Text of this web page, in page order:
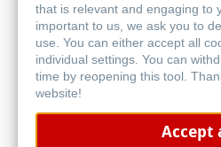
that is relevant and engaging to
important to us, we ask you to
use. You can either accept all
individual settings. You can
time by reopening this tool.
website!
Accept